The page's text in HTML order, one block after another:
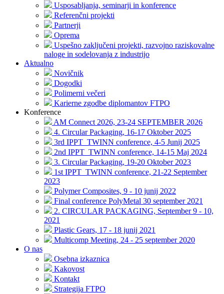
Usposabljanja, seminarji in konference
Referenčni projekti
Partnerji
Oprema
Uspešno zaključeni projekti, razvojno raziskovalne
naloge in sodelovanja z industrijo
Aktualno
Novičnik
Dogodki
Polimerni večeri
Karierne zgodbe diplomantov FTPO
Konference
AM Connect 2026, 23-24 SEPTEMBER 2026
4. Circular Packaging, 16-17 Oktober 2025
3rd IPPT_TWINN conference, 4-5 Junij 2025
2nd IPPT_TWINN conference, 14-15 Maj 2024
3. Circular Packaging, 19-20 Oktober 2023
1st IPPT_TWINN conference, 21-22 September
2023
Polymer Composites, 9 - 10 junij 2022
Final conference PolyMetal 30 september 2021
2. CIRCULAR PACKAGING, September 9 - 10,
2021
Plastic Gears, 17 - 18 junij 2021
Multicomp Meeting, 24 - 25 september 2020
O nas
Osebna izkaznica
Kakovost
Kontakt
Strategija FTPO